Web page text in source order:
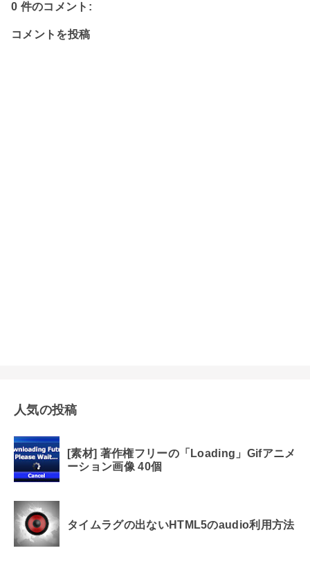
0 件のコメント:
コメントを投稿
人気の投稿
[素材] 著作権フリーの「Loading」Gifアニメ
ーション画像 40個
タイムラグの出ないHTML5のaudio利用方法